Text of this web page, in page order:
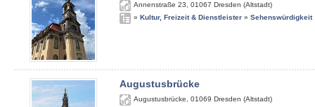
Annenstraße 23 01067 Dresden (Altstadt)
» Kultur, Freizeit & Dienstleister » Sehenswürdigkeit
Augustusbrücke
Augustusbrücke 01069 Dresden (Altstadt)